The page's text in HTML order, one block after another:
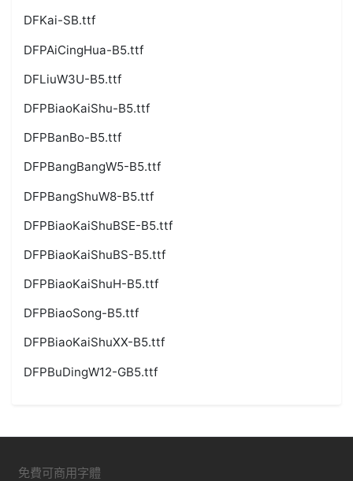
DFKai-SB.ttf
DFPAiCingHua-B5.ttf
DFLiuW3U-B5.ttf
DFPBiaoKaiShu-B5.ttf
DFPBanBo-B5.ttf
DFPBangBangW5-B5.ttf
DFPBangShuW8-B5.ttf
DFPBiaoKaiShuBSE-B5.ttf
DFPBiaoKaiShuBS-B5.ttf
DFPBiaoKaiShuH-B5.ttf
DFPBiaoSong-B5.ttf
DFPBiaoKaiShuXX-B5.ttf
DFPBuDingW12-GB5.ttf
免費可商用字體